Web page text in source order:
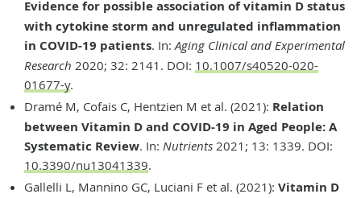
Evidence for possible association of vitamin D status
with cytokine storm and unregulated inflammation
in COVID‑19 patients. In:Aging Clinical and Experimental
Research 2020; 32: 2141. DOI: 10.1007/s40520-020-
01677-y.
Dramé M, Cofais C, Hentzien M et al. (2021): Relation
between Vitamin D and COVID-19 in Aged People: A
Systematic Review. In: Nutrients 2021; 13: 1339. DOI:
10.3390/nu13041339.
Gallelli L, Mannino GC, Luciani F et al. (2021): Vitamin D